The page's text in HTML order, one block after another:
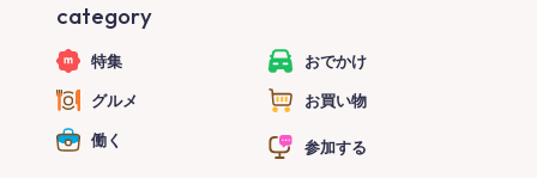
category
特集 おでかけ
グルメ お買い物
働く 参加する